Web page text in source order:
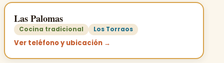
Las Palomas
Cocina tradicional Los Torraos
Ver teléfono y ubicación →